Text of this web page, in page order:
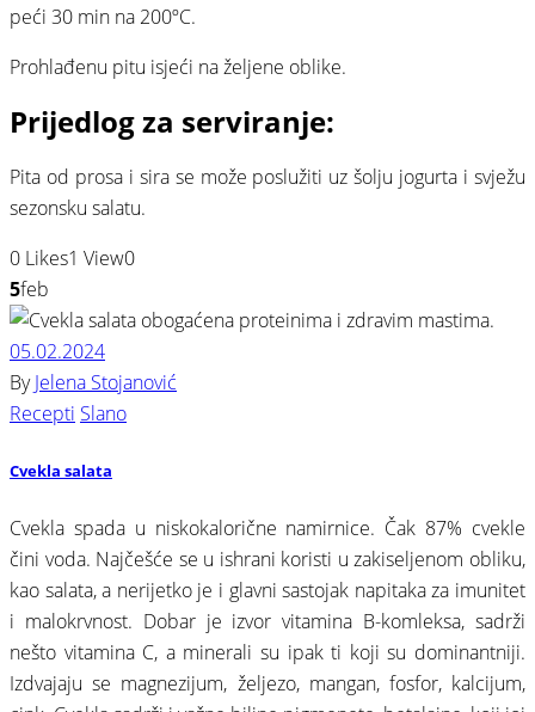
peći 30 min na 200ºC.
Prohlađenu pitu isjeći na željene oblike.
Prijedlog za serviranje:
Pita od prosa i sira se može poslužiti uz šolju jogurta i svježu
sezonsku salatu.
0 Likes1 View0
5feb
05.02.2024
ByJelena Stojanović
Recepti Slano
Cvekla salata
Cvekla spada u niskokalorične namirnice. Čak 87% cvekle
čini voda. Najčešće se u ishrani koristi u zakiseljenom obliku,
kao salata, a nerijetko je i glavni sastojak napitaka za imunitet
i malokrvnost. Dobar je izvor vitamina B-komleksa, sadrži
nešto vitamina C, a minerali su ipak ti koji su dominantniji.
Izdvajaju se magnezijum, željezo, mangan, fosfor, kalcijum,